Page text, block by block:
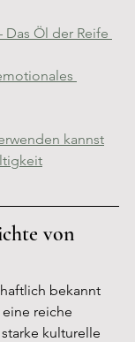
Das Öl der Reife
kannst
von
bekannt
reiche
kulturelle